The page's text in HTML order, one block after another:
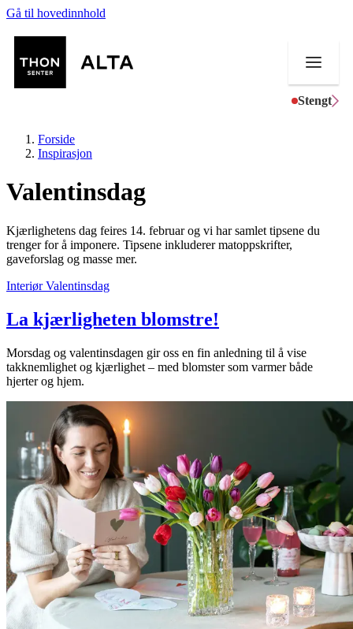
Gå til hovedinnhold
Stengt
Mat og drikke
Helse
Aktiviteter
Inspirasjon
Søk
Åpningstider
Praktisk informasjon
Ledige stillinger
Magasin
Gavekort
Forside
Inspirasjon
Valentinsdag
Kjærlighetens dag feires 14. februar og vi har samlet tipsene du
trenger for å imponere. Tipsene inkluderer matoppskrifter,
gaveforslag og masse mer.
Interiør Valentinsdag
La kjærligheten blomstre!
Morsdag og valentinsdagen gir oss en fin anledning til å vise
takknemlighet og kjærlighet – med blomster som varmer både
hjerter og hjem.